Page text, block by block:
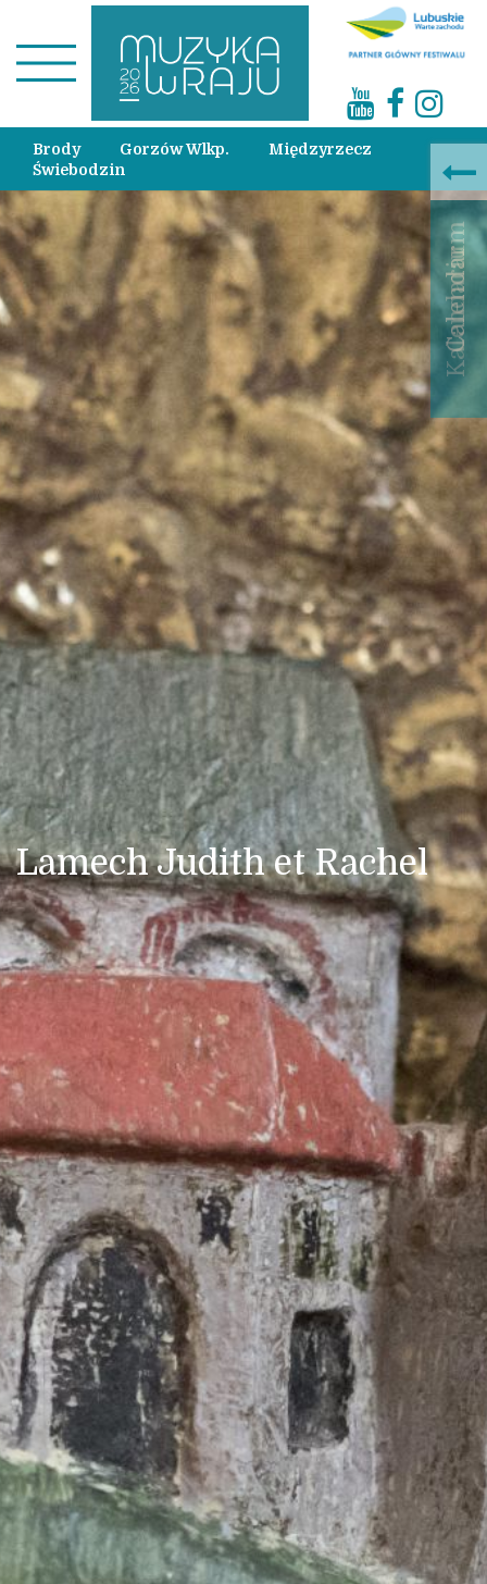
Brody Gorzów Wlkp.
Międzyrzecz
Świebodzin
Lamech Judith et Rachel
Calendar